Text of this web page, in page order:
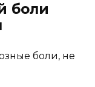
боли
боли, не